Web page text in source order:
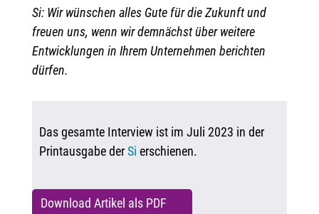
Si: Wir wünschen alles Gute für die Zukunft und
freuen uns, wenn wir demnächst über weitere
Entwicklungen in Ihrem Unternehmen berichten
dürfen.
Das gesamte Interview ist im Juli 2023 in der
Printausgabe derSi erschienen.
Download Artikel als PDF